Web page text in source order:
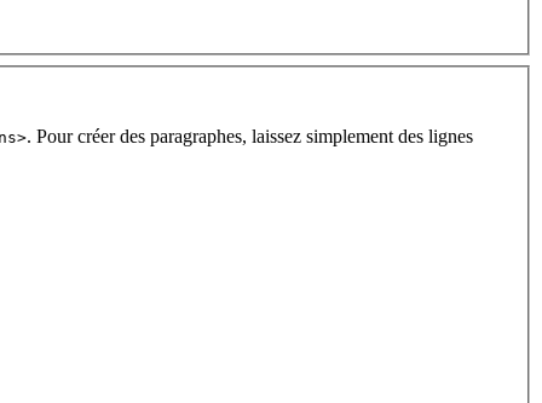
. Pour créer des paragraphes, laissez simplement des lignes